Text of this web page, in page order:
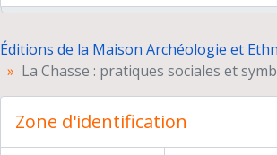
Éditions de la Maison Archéologie et
La Chasse : pratiques sociales et
Zone d'identification